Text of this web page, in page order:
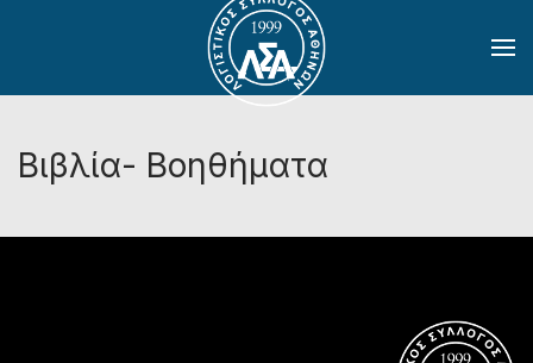
Skip to main content
Βιβλία- Βοηθήματα